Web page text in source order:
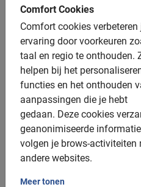
Comfort Cookies
Comfort cookies verbeteren
ervaring door voorkeuren
taal en regio te onthouden.
helpen bij het
functies en het onthouden
aanpassingen die je hebt
gedaan. Deze cookies
geanonimiseerde
volgen je brows-activiteiten
andere websites.
Meer tonen
kennis. De trip was
hebben heel veel
geluncht. Al met al
Greetje Schwarte
12 juni 2026
Fietstours in Kyoto
Veilig en informatief
De beste tours sinds